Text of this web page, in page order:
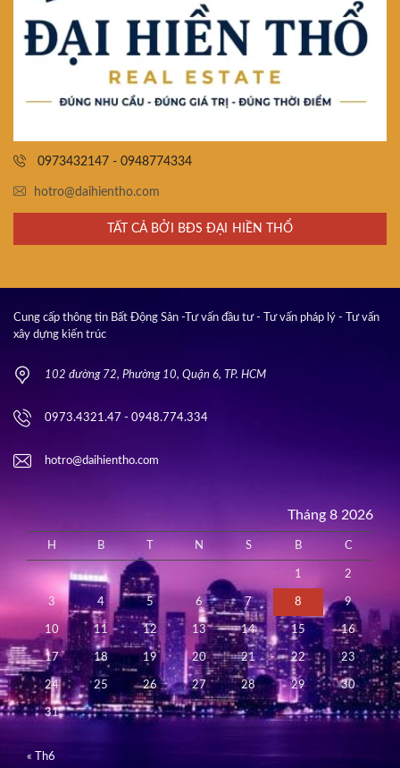
0973432147 - 0948774334
hotro@daihientho.com
TẤT CẢ BỞI BĐS ĐẠI HIỀN THỔ
Cung cấp thông tin Bất Động Sản -Tư vấn đầu tư - Tư vấn pháp lý - Tư vấn
xây dựng kiến trúc
102 đường 72, Phường 10, Quận 6, TP. HCM
0973.4321.47 - 0948.774.334
hotro@daihientho.com
Tháng 8 2026
H B N S B C
1 2
3 4 5 6 7 8 9
10 11 12 13 14 15 16
17 18 19 20 21 22 23
24 25 26 27 28 29 30
31
« Th6